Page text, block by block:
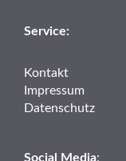
Service:
Kontakt
Impressum
Datenschutz
Social Media: